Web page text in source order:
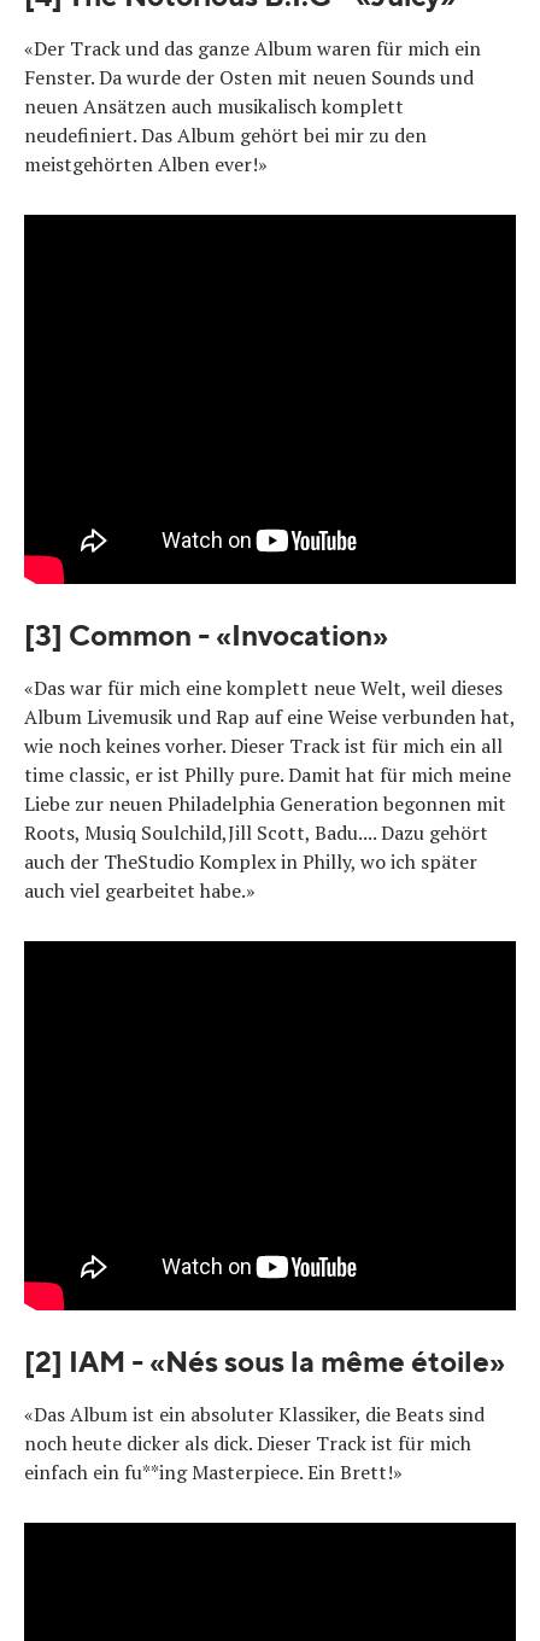
«Der Track und das ganze Album waren für mich ein
Fenster. Da wurde der Osten mit neuen Sounds und
neuen Ansätzen auch musikalisch komplett
neudefiniert. Das Album gehört bei mir zu den
meistgehörten Alben ever!»
[3] Common - «Invocation»
«Das war für mich eine komplett neue Welt, weil dieses
Album Livemusik und Rap auf eine Weise verbunden hat,
wie noch keines vorher. Dieser Track ist für mich ein all
time classic, er ist Philly pure. Damit hat für mich meine
Liebe zur neuen Philadelphia Generation begonnen mit
Roots, Musiq Soulchild,Jill Scott, Badu.... Dazu gehört
auch der TheStudio Komplex in Philly, wo ich später
auch viel gearbeitet habe.»
[2] IAM - «Nés sous la même étoile»
«Das Album ist ein absoluter Klassiker, die Beats sind
noch heute dicker als dick. Dieser Track ist für mich
einfach ein fu**ing Masterpiece. Ein Brett!»